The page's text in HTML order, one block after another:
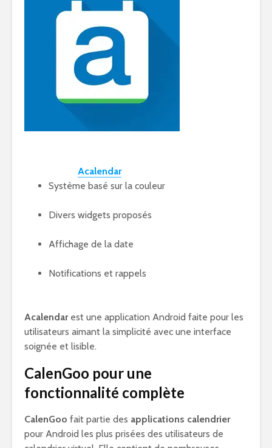
Acalendar
Système basé sur la couleur
Divers widgets proposés
Affichage de la date
Notifications et rappels
Acalendar est une application Android faite pour les
utilisateurs aimant la simplicité avec une interface
soignée et lisible.
CalenGoo pour une
fonctionnalité complète
CalenGoo fait partie des applications calendrier
pour Android les plus prisées des utilisateurs de